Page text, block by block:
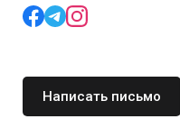
Написать письмо